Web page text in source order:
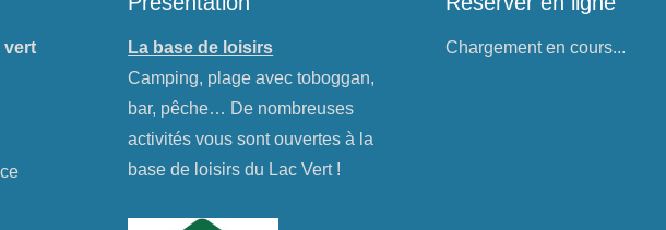
vert
La base de loisirs
Camping, plage avec toboggan,
bar, pêche… De nombreuses
activités vous sont ouvertes à la
base de loisirs du Lac Vert !
Chargement en cours...